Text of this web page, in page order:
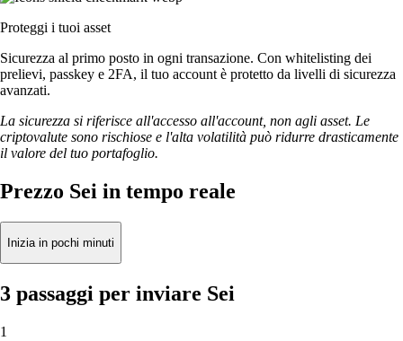
Proteggi i tuoi asset
Sicurezza al primo posto in ogni transazione. Con whitelisting dei
prelievi, passkey e 2FA, il tuo account è protetto da livelli di sicurezza
avanzati.
La sicurezza si riferisce all'accesso all'account, non agli asset. Le
criptovalute sono rischiose e l'alta volatilità può ridurre drasticamente
il valore del tuo portafoglio.
Prezzo Sei in tempo reale
Inizia in pochi minuti
3 passaggi per inviare Sei
1